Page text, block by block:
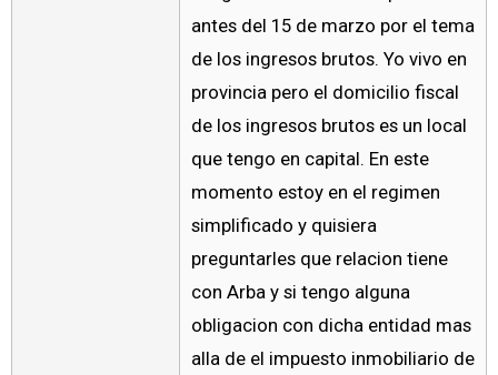
antes del 15 de marzo por el tema
de los ingresos brutos. Yo vivo en
provincia pero el domicilio fiscal
de los ingresos brutos es un local
que tengo en capital. En este
momento estoy en el regimen
simplificado y quisiera
preguntarles que relacion tiene
con Arba y si tengo alguna
obligacion con dicha entidad mas
alla de el impuesto inmobiliario de